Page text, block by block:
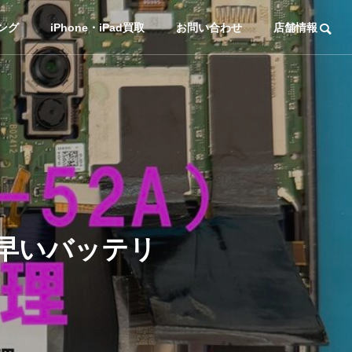
グ iPhone・iPad買取 お問い合わせ 店舗情報
いバッテリ